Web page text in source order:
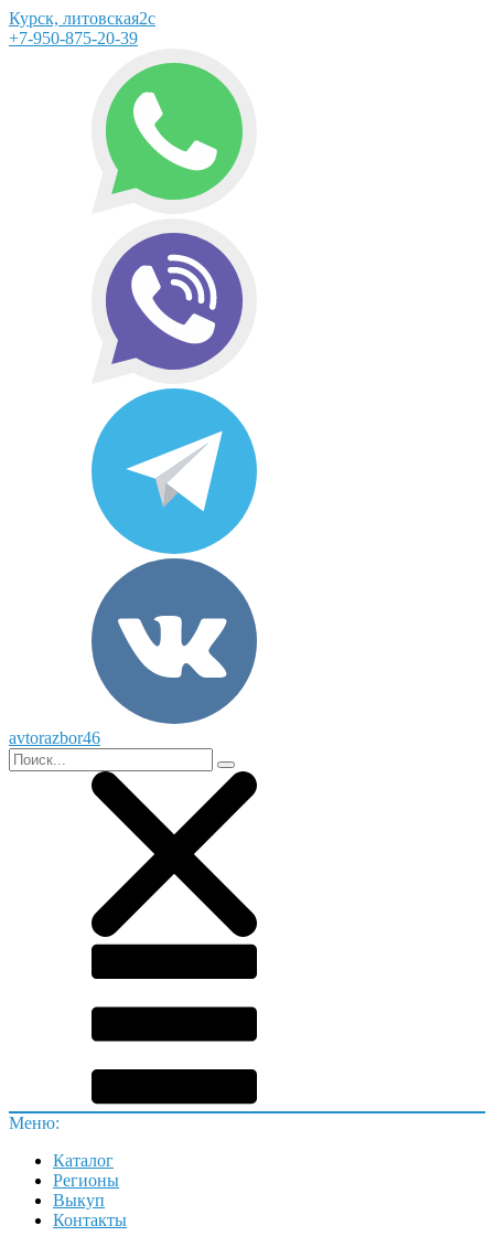
Курск, литовская2с
+7-950-875-20-39
avtorazbor46
Меню:
Каталог
Регионы
Выкуп
Контакты